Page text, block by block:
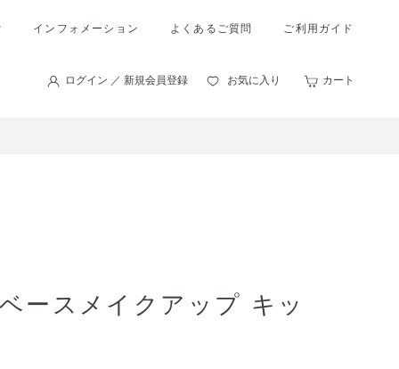
インフォメーション よくあるご質問 ご利用ガイド
ログイン ／ 新規会員登録 お気に入り カート
ースメイクアップ キッ